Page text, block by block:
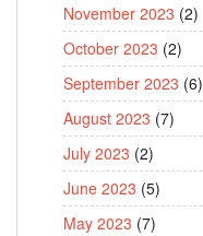
November 2023 (2)
October 2023 (2)
September 2023 (6)
August 2023 (7)
July 2023 (2)
June 2023 (5)
May 2023 (7)